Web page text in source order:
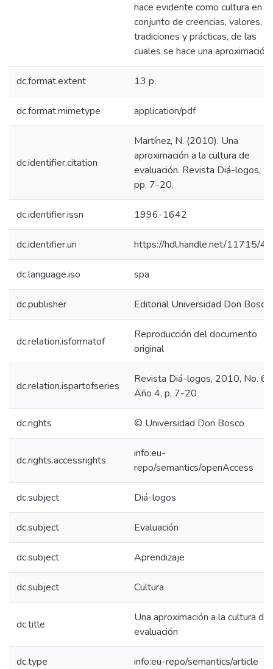
hace evidente como cultura en
conjunto de creencias, valores,
tradiciones y prácticas, de las
cuales se hace una aproximación.
dc.format.extent 13 p.
dc.format.mimetype application/pdf
dc.identifier.citation
Martínez, N. (2010). Una
aproximación a la cultura de
evaluación. Revista Diá-logos,
pp. 7-20.
dc.identifier.issn 1996-1642
dc.identifier.uri https://hdl.handle.net/11715/
dc.language.iso spa
dc.publisher Editorial Universidad Don Bosco
dc.relation.isformatof
Reproducción del documento
original
dc.relation.ispartofseries
Revista Diá-logos, 2010, No. 6,
Año 4, p. 7-20
dc.rights © Universidad Don Bosco
dc.rights.accessrights
info:eu-
repo/semantics/openAccess
dc.subject Diá-logos
dc.subject Evaluación
dc.subject Aprendizaje
dc.subject Cultura
dc.title
Una aproximación a la cultura de
evaluación
dc.type info:eu-repo/semantics/article